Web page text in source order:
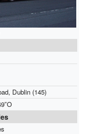
Dublin (145)